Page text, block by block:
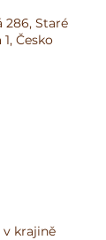
286, Staré
Česko
krajině